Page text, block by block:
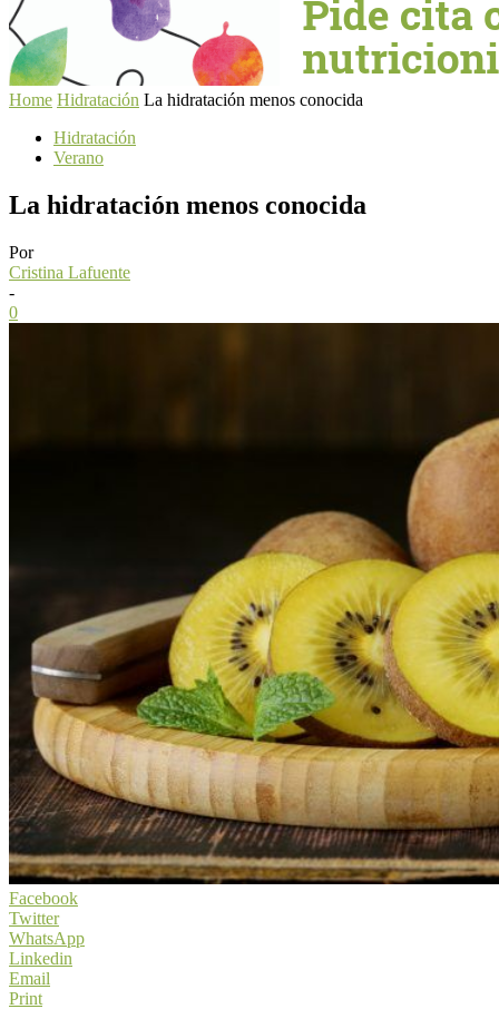
Home Hidratación La hidratación menos conocida
Hidratación
Verano
La hidratación menos conocida
Por
Cristina Lafuente
-
0
Facebook
Twitter
WhatsApp
Linkedin
Email
Print